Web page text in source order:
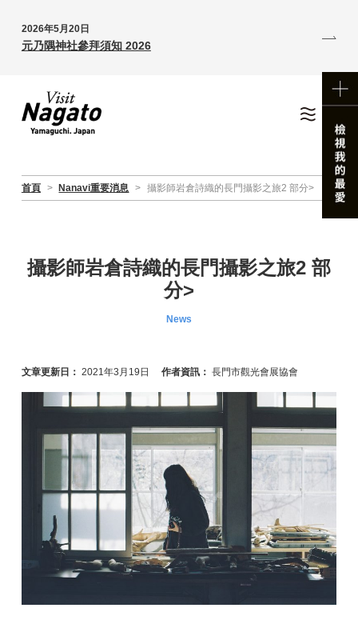
2026年5月20日
元乃隅神社參拜須知 2026
首頁 > Nanavi重要消息 > 攝影師岩倉詩織的長門攝影之旅2 部分>
攝影師岩倉詩織的長門攝影之旅2 部
分>
News
文章更新日： 2021年3月19日 作者資訊： 長門市觀光會展協會